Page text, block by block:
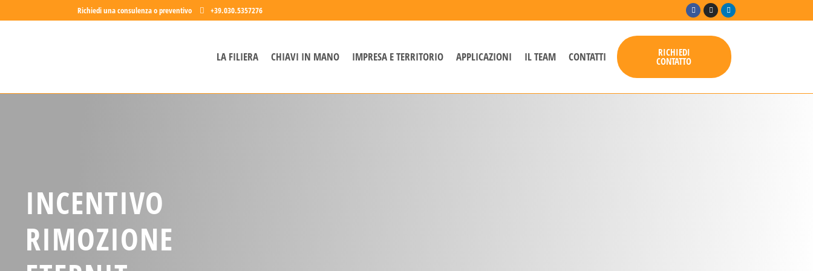
Richiedi una consulenza o preventivo +39.030.5357276
LA FILIERA CHIAVI IN MANO IMPRESA E TERRITORIO APPLICAZIONI IL TEAM CONTATTI RICHIEDI
CONTATTO
INCENTIVO
RIMOZIONE